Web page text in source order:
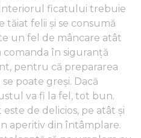
ficatului trebuie
tăiat felii și se consumă
un fel de mâncare atât
în siguranță
pentru că prepararea
poate greși. Dacă
va fi la fel, tot bun.
de delicios, pe atât şi
aperitiv din întâmplare.